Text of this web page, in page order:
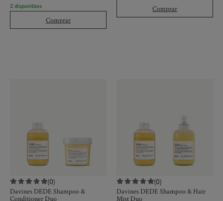
2 disponibles
Comprar
Comprar
(0)
Davines DEDE Shampoo &
Conditioner Duo
(0)
Davines DEDE Shampoo & Hair
Mist Duo